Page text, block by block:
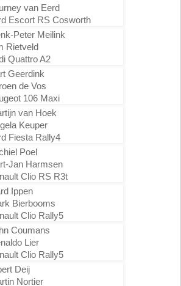
van Eerd
Escort RS Cosworth
Peter Meilink
Rietveld
Quattro A2
Geerdink
de Vos
106 Maxi
van Hoek
Keuper
Fiesta Rally4
Poel
Jan Harmsen
Clio RS R3t
Ippen
Bierbooms
Clio Rally5
Coumans
Lier
Clio Rally5
Deij
Nortier